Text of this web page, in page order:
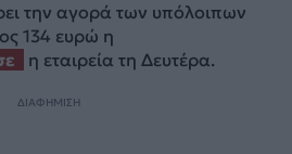
την αγορά των υπόλοιπων
134 ευρώ η
η εταιρεία τη Δευτέρα.
ΔΙΑΦΗΜΙΣΗ